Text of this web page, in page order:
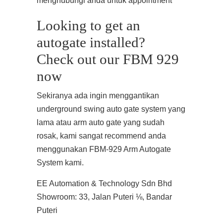
Looking to get an
autogate installed?
Check out our FBM 929
now
Sekiranya ada ingin menggantikan
underground swing auto gate system yang
lama atau arm auto gate yang sudah
rosak, kami sangat recommend anda
menggunakan FBM-929 Arm Autogate
System kami.
EE Automation & Technology Sdn Bhd
Showroom: 33, Jalan Puteri ⅛, Bandar
Puteri